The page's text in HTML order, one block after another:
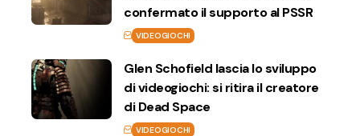
confermato il supporto al PSSR
VIDEOGIOCHI
Glen Schofield lascia lo sviluppo
di videogiochi: si ritira il creatore
di Dead Space
VIDEOGIOCHI